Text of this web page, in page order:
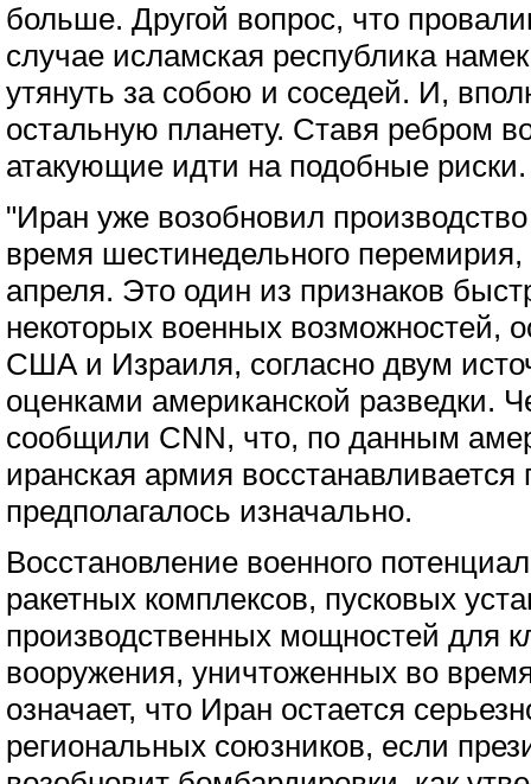
больше. Другой вопрос, что
случае исламская республика
утянуть за собою и соседей. И,
остальную планету. Ставя ребром
атакующие идти на подобные риски.
"Иран уже возобновил
время шестинедельного
апреля. Это один из признаков
некоторых военных возможностей,
США и Израиля, согласно двум
оценками американской разведки.
сообщили CNN, что, по данным
иранская армия восстанавливается
предполагалось изначально.
Восстановление военного
ракетных комплексов, пусковых
производственных мощностей для
вооружения, уничтоженных во
означает, что Иран остается
региональных союзников, если